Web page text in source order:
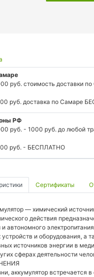
руб. стоимость доставки
руб. доставка по Самаре
РФ
руб. - 1000 руб. до любой
руб. - БЕСПЛАТНО
Сертификаты
— химический
действия
автономного
устройств и оборудования, а
источников энергии в
сферах деятельности
аккумулятор встречается в